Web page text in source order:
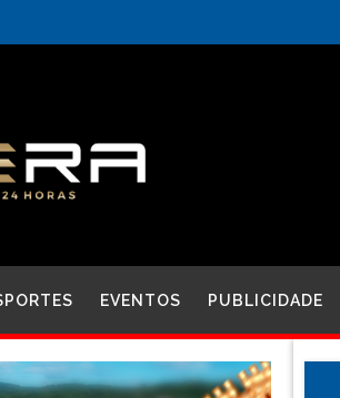
EVENTOS PUBLICIDADE